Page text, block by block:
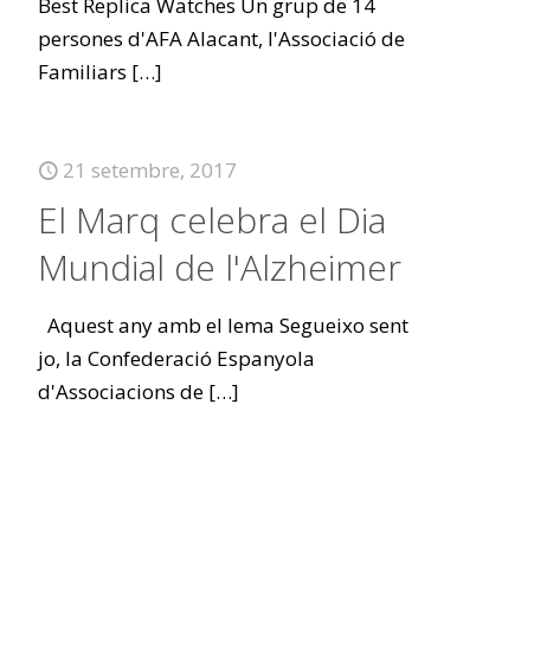
persones d'AFA Alacant, l'Associació de
Familiars […]
21 setembre, 2017
El Marq celebra el Dia
Mundial de l'Alzheimer
Aquest any amb el lema Segueixo sent
jo, la Confederació Espanyola
d'Associacions de […]